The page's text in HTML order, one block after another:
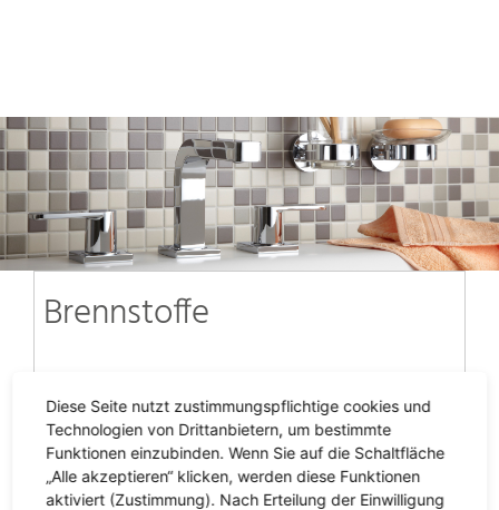
Brennstoffe
Diese Seite nutzt zustimmungspflichtige cookies und
Technologien von Drittanbietern, um bestimmte
Funktionen einzubinden. Wenn Sie auf die Schaltfläche
„Alle akzeptieren“ klicken, werden diese Funktionen
aktiviert (Zustimmung). Nach Erteilung der Einwilligung